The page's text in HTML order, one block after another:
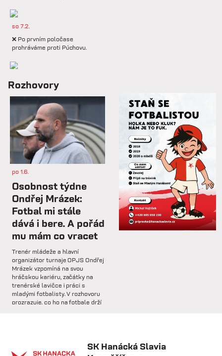
so 7.2.
❌ Po prvním poločase
prohráváme proti Púchovu.
📋 Proti Púchovu nastoupíme v
této základní sestavě.
so 7.2.
⚽️ DNES HRAJÍ HANÁCI 🔴⚪️V
dalším přípravném utkání...
st 4.2.
Hlavní trenér Lukáš Kříž v
rozhovoru hodnotí dosavadní
průběh zimní...
so 31.1.
🅱️ Prohra proti rezervě Gorniku
Zabrze.
so 31.1.
🅱️ DNES HRAJÍ HANÁCI 🔴⚪️Dnes
Rozhovory
po 1.6.
Osobnost týdne
Ondřej Mrázek:
Fotbal mi stále
dává i bere. A pořád
mu mám co vracet
Trenér mládeže a hlavní
organizátor turnaje OPJS Ondřej
Mrázek vzpomíná na svou
hráčskou kariéru, začátky na
trenérské lavičce i práci s
mladými fotbalisty. V rozhovoru
prozrazuje, co ho na fotbale drží
SK Hanácká Slavia